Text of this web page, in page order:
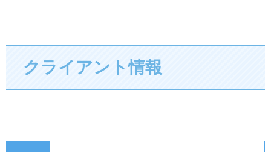
クライアント情報